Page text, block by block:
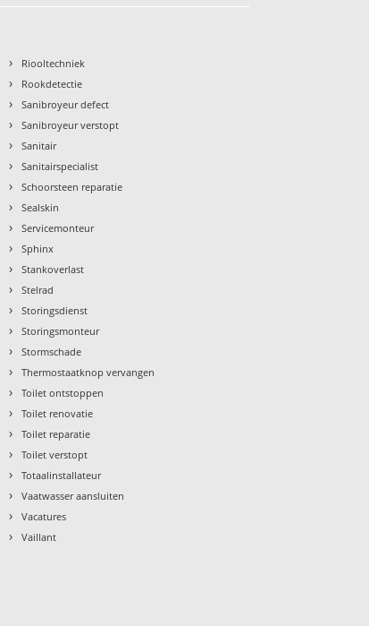
› Riooltechniek
› Rookdetectie
› Sanibroyeur defect
› Sanibroyeur verstopt
› Sanitair
› Sanitairspecialist
› Schoorsteen reparatie
› Sealskin
› Servicemonteur
› Sphinx
› Stankoverlast
› Stelrad
› Storingsdienst
› Storingsmonteur
› Stormschade
› Thermostaatknop vervangen
› Toilet ontstoppen
› Toilet renovatie
› Toilet reparatie
› Toilet verstopt
› Totaalinstallateur
› Vaatwasser aansluiten
› Vacatures
› Vaillant